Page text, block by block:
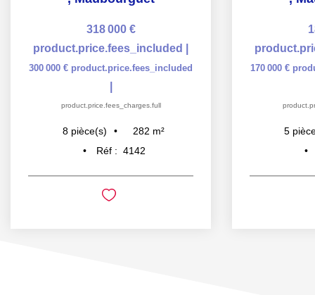
318 000 €
product.price.fees_included
300 000 € product.price.fees_included
product.price.fees_charges.full
8 pièce(s) 282 m²
Réf : 4142
170 000 €
5